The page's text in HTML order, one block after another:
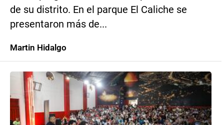
de su distrito. En el parque El Caliche se
presentaron más de...
Martin Hidalgo